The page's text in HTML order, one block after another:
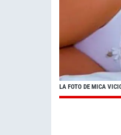
LA FOTO DE MICA